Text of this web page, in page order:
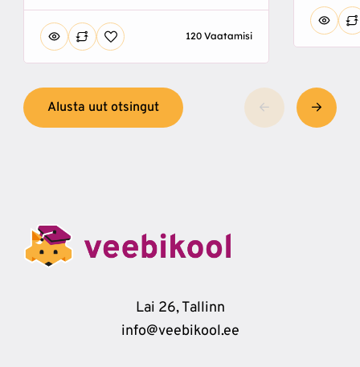
120 Vaatamisi
Alusta uut otsingut
Lai 26, Tallinn
info@veebikool.ee